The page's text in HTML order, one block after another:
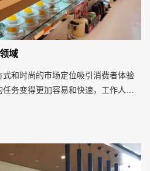
域
和时尚的市场定位吸引消费者体验
务变得更加容易和快速，工作人员